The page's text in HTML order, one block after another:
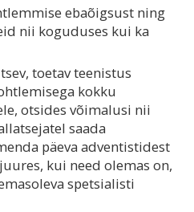
ebaõigsust ning
nii koguduses kui ka
toetav teenistus
kokku
otsides võimalusi nii
saada
päeva adventistidest
kui need olemas on,
spetsialisti